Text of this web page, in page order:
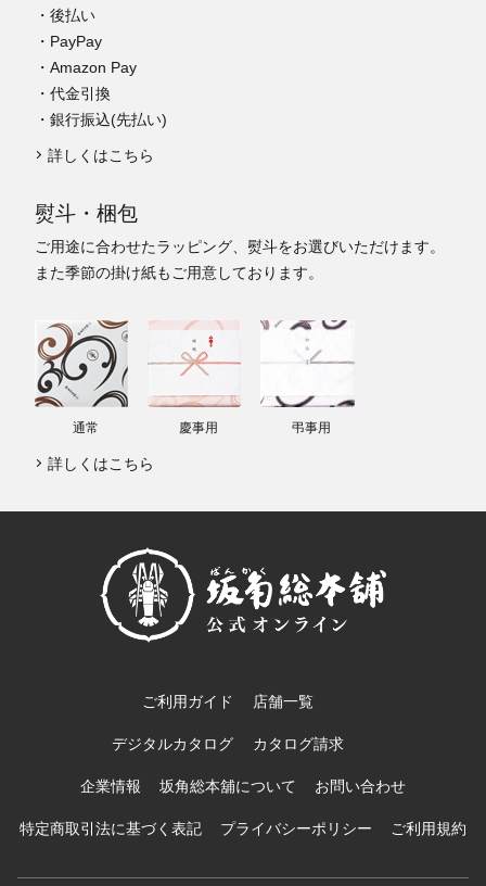
・後払い
・PayPay
・Amazon Pay
・代金引換
・銀行振込(先払い)
詳しくはこちら
熨斗・梱包
ご用途に合わせたラッピング、熨斗をお選びいただけます。
また季節の掛け紙もご用意しております。
通常 慶事用 弔事用
詳しくはこちら
ご利用ガイド 店舗一覧
デジタルカタログ カタログ請求
企業情報 坂角総本舖について お問い合わせ
特定商取引法に基づく表記 プライバシーポリシー ご利用規約